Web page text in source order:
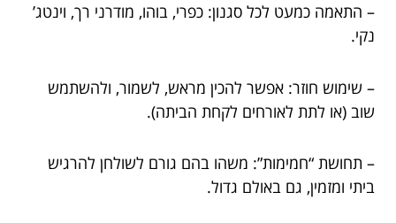
– התאמה כמעט לכל סגנון: כפרי, בוהו, מודרני רך, וינטג’
נקי.
– שימוש חוזר: אפשר להכין מראש, לשמור, ולהשתמש
שוב (או לתת לאורחים לקחת הביתה).
– תחושת “חמימות”: משהו בהם גורם לשולחן להרגיש
ביתי ומזמין, גם באולם גדול.